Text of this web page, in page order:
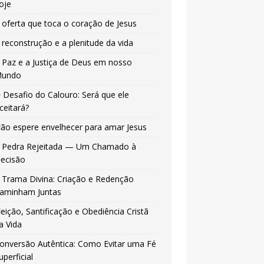
oferta que toca o coração de Jesus
reconstrução e a plenitude da vida
Paz e a Justiça de Deus em nosso
Desafio do Calouro: Será que ele
espere envelhecer para amar Jesus
Pedra Rejeitada — Um Chamado à
Trama Divina: Criação e Redenção
Juntas
Santificação e Obediência Cristã
Vida
Autêntica: Como Evitar uma Fé